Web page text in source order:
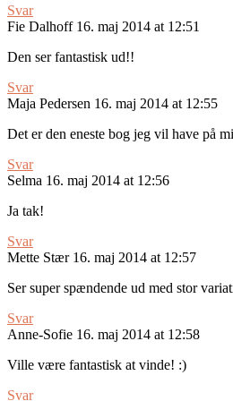
Svar
Fie Dalhoff 16. maj 2014 at 12:51
Den ser fantastisk ud!!
Svar
Maja Pedersen 16. maj 2014 at 12:55
Det er den eneste bog jeg vil have på
Svar
Selma 16. maj 2014 at 12:56
Ja tak!
Svar
Mette Stær 16. maj 2014 at 12:57
Ser super spændende ud med stor
Svar
Anne-Sofie 16. maj 2014 at 12:58
Ville være fantastisk at vinde! :)
Svar